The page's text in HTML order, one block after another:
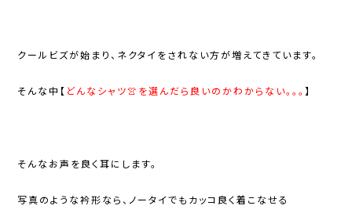
クールビズが始まり、ネクタイをされない方が増えてきています。
そんな中【 どんなシャツ👚を選んだら良いのかわからない。。。 】
そんなお声を良く耳にします。
写真のような衿形なら、ノータイでもカッコ良く着こなせる